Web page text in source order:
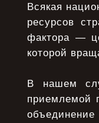
Всякая
ресурсов
фактора —
которой
В нашем
приемлемой